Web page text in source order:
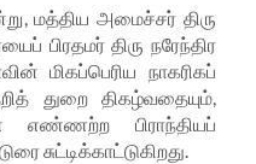
,மத்திய அமைச்சர் திரு
பிரதமர் திரு நரேந்திர
மிகப்பெரிய நாகரிகப்
துறை திகழ்வதையும்,
எண்ணற்ற பிராந்தியப்
சுட்டிக்காட்டுகிறது.